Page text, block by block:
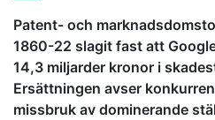
Patent- och
1860-22 slagit fast att
14,3 miljarder kronor i
Ersättningen avser
missbruk av dominerande